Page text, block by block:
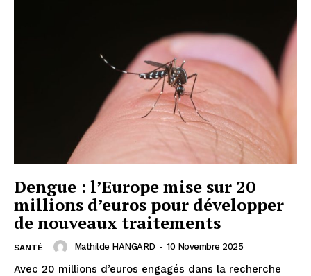
Dengue : l’Europe mise sur 20
millions d’euros pour développer
de nouveaux traitements
SANTÉ Mathilde HANGARD - 10 Novembre 2025
Avec 20 millions d’euros engagés dans la recherche